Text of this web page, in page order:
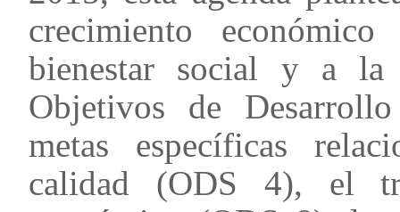
crecimiento
bienestar social y a la
Objetivos de
metas específicas
calidad (ODS 4), el